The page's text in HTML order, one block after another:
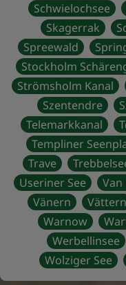
Schwielochsee
Skagerrak
Spreewald
Stockholm
Strömsholm Kanal
Szentendre
Telemarkkanal
Templiner
Trave
Useriner See
Vänern
Vättern
Warnow
Werbellinsee
Wolziger See